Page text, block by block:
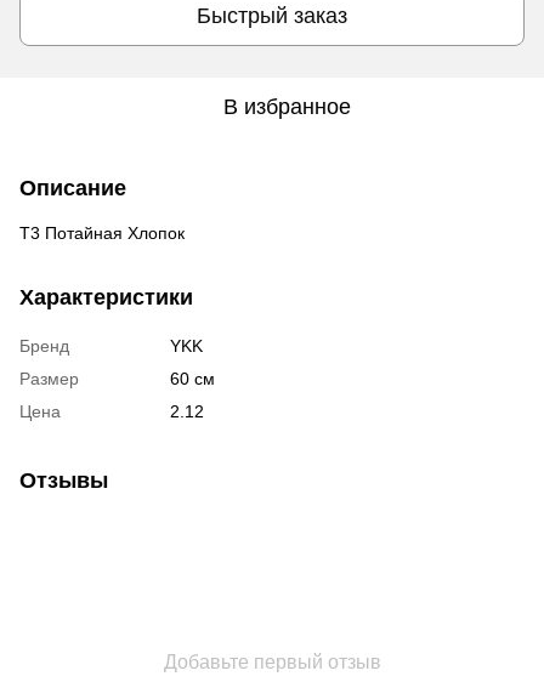
Быстрый заказ
В избранное
Описание
Т3 Потайная Хлопок
Характеристики
Бренд
YKK
Размер
60 см
Цена
2.12
Отзывы
Добавьте первый отзыв